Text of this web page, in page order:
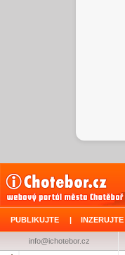
PUBLIKUJTE | INZERUJTE
info@ichotebor.cz